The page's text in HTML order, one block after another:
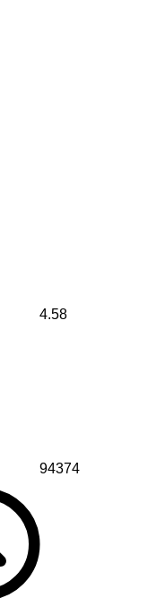
4.58
94374